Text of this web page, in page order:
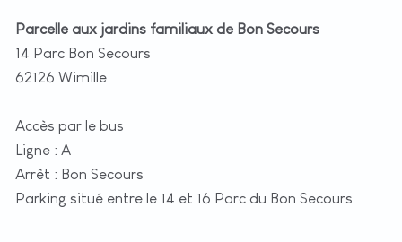
Parcelle aux jardins familiaux de Bon Secours
14 Parc Bon Secours
62126 Wimille
Accès par le bus
Ligne : A
Arrêt : Bon Secours
Parking situé entre le 14 et 16 Parc du Bon Secours